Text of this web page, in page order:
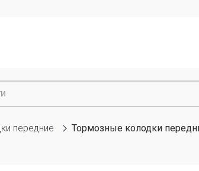
передние Тормозные колодки